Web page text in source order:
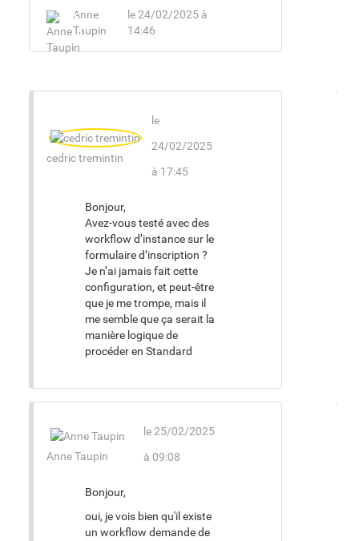
Anne
Taupin
le 24/02/2025 à
14:46
cedric tremintin
le
24/02/2025
à 17:45
Bonjour,
Avez-vous testé avec des
workflow d’instance sur le
formulaire d’inscription ?
Je n’ai jamais fait cette
configuration, et peut-être
que je me trompe, mais il
me semble que ça serait la
manière logique de
procéder en Standard
Anne Taupin
le 25/02/2025
à 09:08
Bonjour,
oui, je vois bien qu'il existe
un workflow demande de